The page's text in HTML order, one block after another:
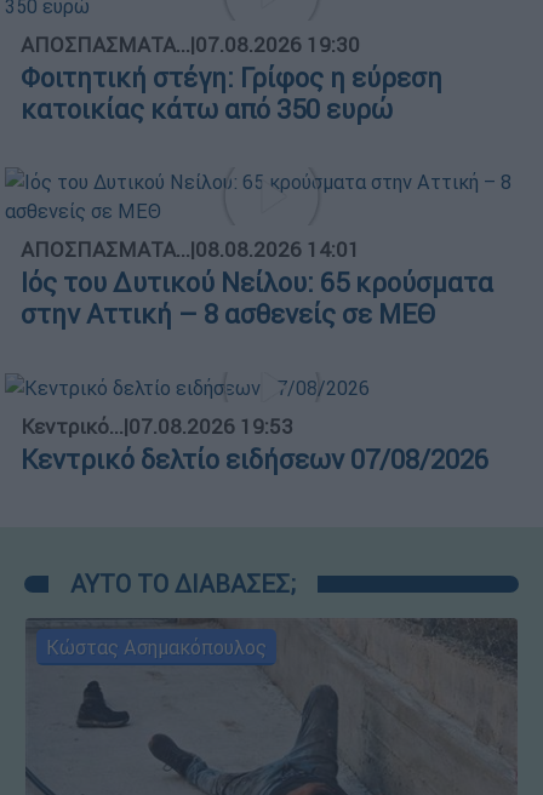
ΑΠΟΣΠΑΣΜΑΤΑ...|07.08.2026 19:30
Φοιτητική στέγη: Γρίφος η εύρεση
κατοικίας κάτω από 350 ευρώ
ΑΠΟΣΠΑΣΜΑΤΑ...|08.08.2026 14:01
Ιός του Δυτικού Νείλου: 65 κρούσματα
στην Αττική – 8 ασθενείς σε ΜΕΘ
Κεντρικό...|07.08.2026 19:53
Κεντρικό δελτίο ειδήσεων 07/08/2026
ΑΥΤΟ ΤΟ ΔΙΑΒΑΣΕΣ;
Κώστας Ασημακόπουλος